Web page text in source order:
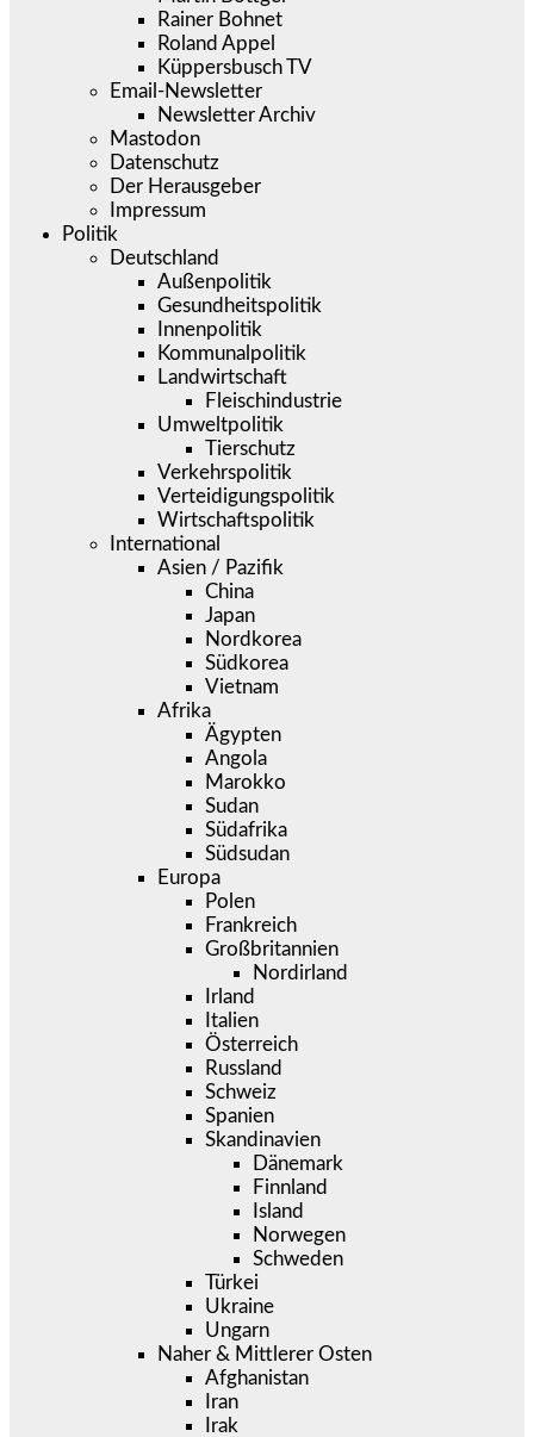
Rainer Bohnet
Roland Appel
Küppersbusch TV
Email-Newsletter
Newsletter Archiv
Mastodon
Datenschutz
Der Herausgeber
Impressum
Politik
Deutschland
Außenpolitik
Gesundheitspolitik
Innenpolitik
Kommunalpolitik
Landwirtschaft
Fleischindustrie
Umweltpolitik
Tierschutz
Verkehrspolitik
Verteidigungspolitik
Wirtschaftspolitik
International
Asien / Pazifik
China
Japan
Nordkorea
Südkorea
Vietnam
Afrika
Ägypten
Angola
Marokko
Sudan
Südafrika
Südsudan
Europa
Polen
Frankreich
Großbritannien
Nordirland
Irland
Italien
Österreich
Russland
Schweiz
Spanien
Skandinavien
Dänemark
Finnland
Island
Norwegen
Schweden
Türkei
Ukraine
Ungarn
Naher & Mittlerer Osten
Afghanistan
Iran
Irak